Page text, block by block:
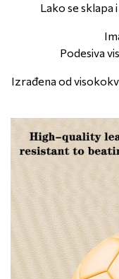
Lako se sklapa
Podesiva
Izrađena od